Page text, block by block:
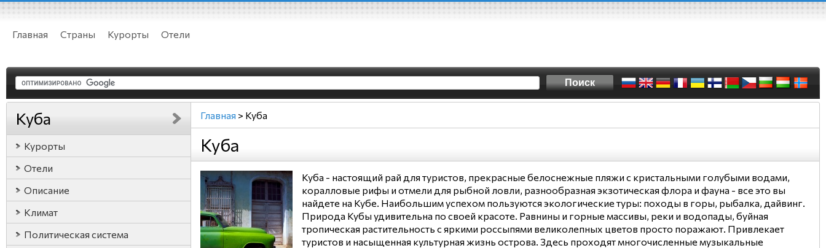
Главная Страны Курорты Отели
Куба
Курорты
Отели
Описание
Климат
Политическая система
Главная > Куба
Куба
Куба - настоящий рай для туристов, прекрасные белоснежные пляжи с кристальными голубыми водами,
коралловые рифы и отмели для рыбной ловли, разнообразная экзотическая флора и фауна - все это вы
найдете на Кубе. Наибольшим успехом пользуются экологические туры: походы в горы, рыбалка, дайвинг.
Природа Кубы удивительна по своей красоте. Равнины и горные массивы, реки и водопады, буйная
тропическая растительность с яркими россыпями великолепных цветов просто поражают. Привлекает
туристов и насыщенная культурная жизнь острова. Здесь проходят многочисленные музыкальные